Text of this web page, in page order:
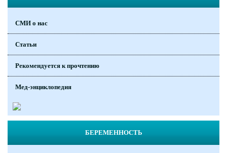
СМИ о нас
Статьи
Рекомендуется к прочтению
Мед-энциклопедия
БЕРЕМЕННОСТЬ